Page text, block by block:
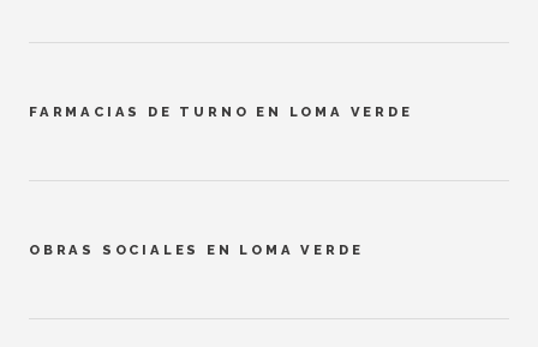
FARMACIAS DE TURNO EN LOMA VERDE
OBRAS SOCIALES EN LOMA VERDE